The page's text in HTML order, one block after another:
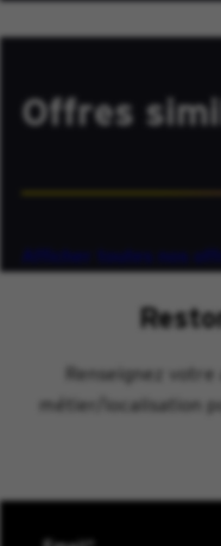
Offres
Afficher toutes nos
Renseignez
métier/localisation